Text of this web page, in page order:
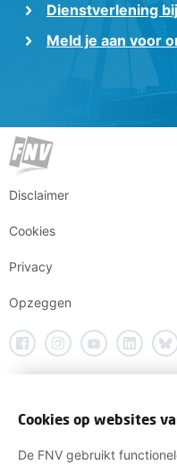
Dienstverlening
Meld je aan voor
Disclaimer
Cookies
Privacy
Opzeggen
Cookies op websites
De FNV gebruikt